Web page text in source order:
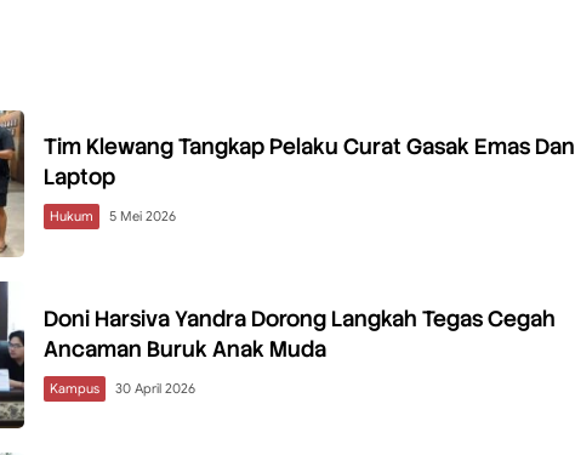
Tim Klewang Tangkap Pelaku Curat Gasak Emas Dan
Laptop
Hukum 5 Mei 2026
Doni Harsiva Yandra Dorong Langkah Tegas Cegah
Ancaman Buruk Anak Muda
Kampus 30 April 2026